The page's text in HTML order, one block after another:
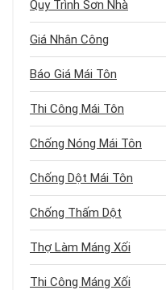
Quy Trình Sơn Nhà
Giá Nhân Công
Báo Giá Mái Tôn
Thi Công Mái Tôn
Chống Nóng Mái Tôn
Chống Dột Mái Tôn
Chống Thấm Dột
Thợ Làm Máng Xối
Thi Công Máng Xối